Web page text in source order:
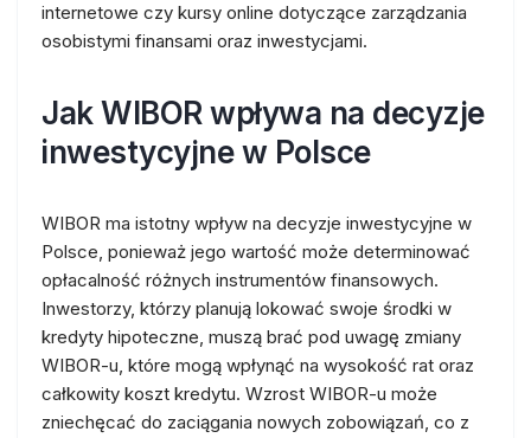
internetowe czy kursy online dotyczące zarządzania
osobistymi finansami oraz inwestycjami.
Jak WIBOR wpływa na decyzje
inwestycyjne w Polsce
WIBOR ma istotny wpływ na decyzje inwestycyjne w
Polsce, ponieważ jego wartość może determinować
opłacalność różnych instrumentów finansowych.
Inwestorzy, którzy planują lokować swoje środki w
kredyty hipoteczne, muszą brać pod uwagę zmiany
WIBOR-u, które mogą wpłynąć na wysokość rat oraz
całkowity koszt kredytu. Wzrost WIBOR-u może
zniechęcać do zaciągania nowych zobowiązań, co z